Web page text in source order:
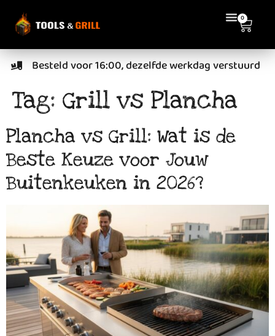
inhoud
0
Besteld voor 16:00, dezelfde werkdag verstuurd
Tag: Grill vs Plancha
Plancha vs Grill: Wat is de
Beste Keuze voor Jouw
Buitenkeuken in 2026?